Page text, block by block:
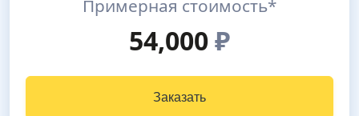
Примерная стоимость*
54,000₽
Заказать